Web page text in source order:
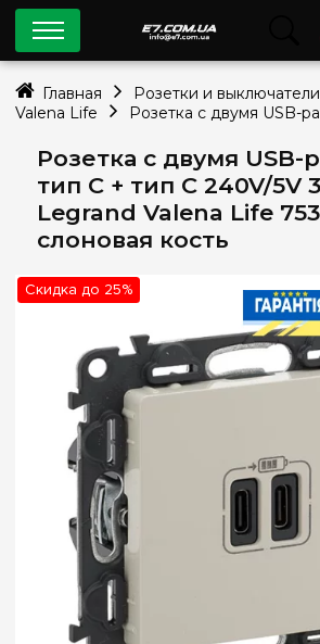
Розетка с двумя USB-
тип C + тип C 240V/5V
Legrand Valena Life
слоновая кость
Скидка до 25%
0 800
044
Viber
Главная Розетки и выключатели
Valena Life